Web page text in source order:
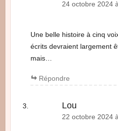
24 octobre 2024
Une belle histoire à cinq
écrits devraient largement
mais…
Répondre
Lou
22 octobre 2024